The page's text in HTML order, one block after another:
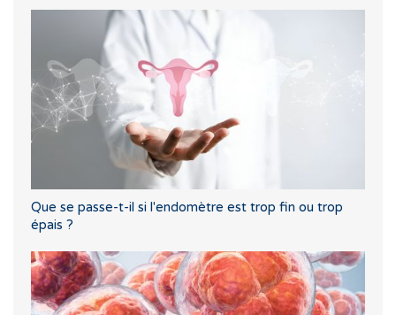
Que se passe-t-il si l'endomètre est trop fin ou trop
épais ?